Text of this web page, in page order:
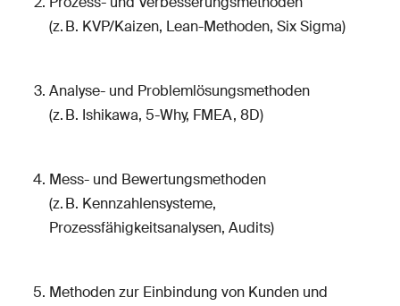
(z. B. KVP/Kaizen, Lean-Methoden, Six Sigma)
Analyse- und Problemlösungsmethoden
(z. B. Ishikawa, 5-Why, FMEA, 8D)
Mess- und Bewertungsmethoden
(z. B. Kennzahlensysteme,
Prozessfähigkeitsanalysen, Audits)
Methoden zur Einbindung von Kunden und